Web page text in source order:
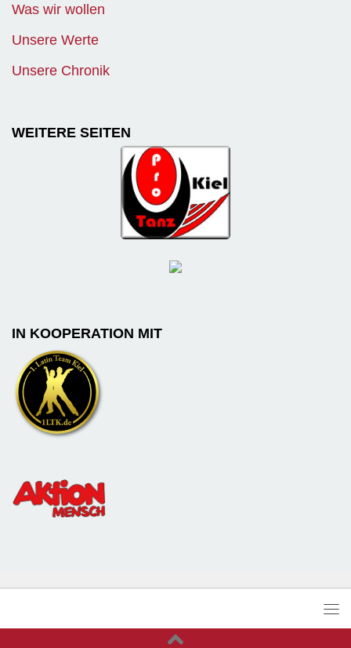
Was wir wollen
Unsere Werte
Unsere Chronik
WEITERE SEITEN
IN KOOPERATION MIT